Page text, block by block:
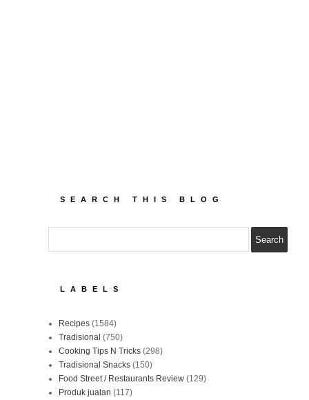
SEARCH THIS BLOG
LABELS
Recipes (1584)
Tradisional (750)
Cooking Tips N Tricks (298)
Tradisional Snacks (150)
Food Street / Restaurants Review (129)
Produk jualan (117)